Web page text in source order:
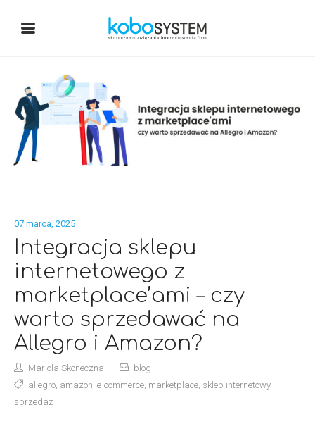
07 marca, 2025
Integracja sklepu
internetowego z
marketplace’ami – czy
warto sprzedawać na
Allegro i Amazon?
Mariola Skoneczna
blog
allegro, amazon, e-commerce, marketplace, sklep internetowy,
sprzedaż